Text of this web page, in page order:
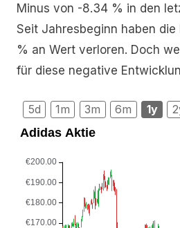
Minus von -8.34 % in den
Seit Jahresbeginn haben
% an Wert verloren. Doch
für diese negative
5d 1m 3m 6m 1y